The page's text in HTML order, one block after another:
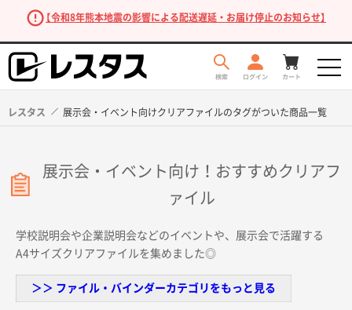
【令和8年熊本地震の影響による配送遅延・お届け停止のお知らせ】
レスタス 展示会・イベント向けクリアファイルのタグがついた商品一覧
展示会・イベント向け！おすすめクリアフ
ァイル
学校説明会や企業説明会などのイベントや、展示会で活躍する
A4サイズクリアファイルを集めました◎
＞＞ ファイル・バインダーカテゴリをもっと見る